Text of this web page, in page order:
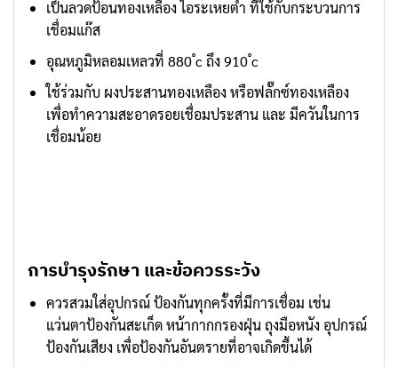
เป็นลวดป้อนทองเหลือง ไอระเหยต่ำ ที่ใช้กับกระบวนการ
เชื่อมแก๊ส
อุณหภูมิหลอมเหลวที่ 880 ํc ถึง 910 ํc
ใช้ร่วมกับ ผงประสานทองเหลือง หรือฟลั๊กซ์ทองเหลือง
เพื่อทำความสะอาดรอยเชื่อมประสาน และ มีควันในการ
เชื่อมน้อย
การบำรุงรักษา และข้อควรระวัง
ควรสวมใส่อุปกรณ์ ป้องกันทุกครั้งที่มีการเชื่อม เช่น
แว่นตาป้องกันสะเก็ด หน้ากากกรองฝุ่น ถุงมือหนัง อุปกรณ์
ป้องกันเสียง เพื่อป้องกันอันตรายที่อาจเกิดขึ้นได้